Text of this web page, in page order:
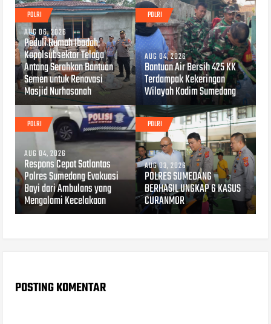
POLRI
AUG 06, 2026
Peduli Rumah Ibadah,
Kapolsubsektor Telaga
Antang Serahkan Bantuan
Semen untuk Renovasi
Masjid Nurhasanah
POLRI
AUG 04, 2026
Bantuan Air Bersih 425 KK
Terdampak Kekeringan
Wilayah Kodim Sumedang
POLRI
AUG 04, 2026
Respons Cepat Satlantas
Polres Sumedang Evakuasi
Bayi dari Ambulans yang
Mengalami Kecelakaan
POLRI
AUG 03, 2026
POLRES SUMEDANG
BERHASIL UNGKAP 6 KASUS
CURANMOR
POSTING KOMENTAR